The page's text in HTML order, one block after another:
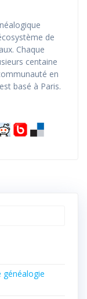
de
Chaque
centaine
en
basé à Paris.
généalogie